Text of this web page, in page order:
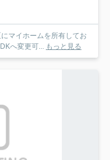
マイホームを所有してお
へ変更可... もっと見る